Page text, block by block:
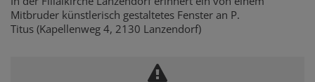
Mitbruder künstlerisch gestaltetes Fenster an P.
Titus (Kapellenweg 4, 2130 Lanzendorf)